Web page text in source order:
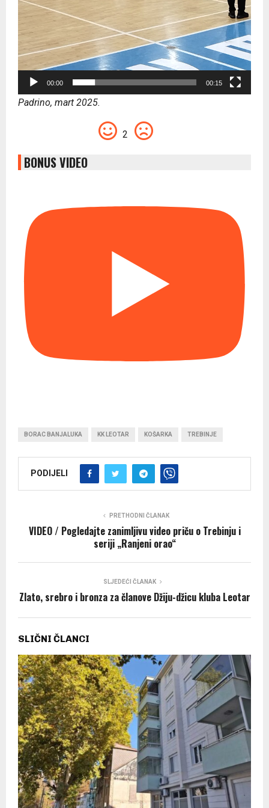
00:00 00:15
Padrino, mart 2025.
2
BONUS VIDEO
BORAC BANJALUKA KK LEOTAR KOŠARKA TREBINJE
PODIJELI
PRETHODNI ČLANAK
VIDEO / Pogledajte zanimljivu video priču o Trebinju i
seriji „Ranjeni orao“
SLJEDEĆI ČLANAK
Zlato, srebro i bronza za članove Džiju-džicu kluba Leotar
SLIČNI ČLANCI